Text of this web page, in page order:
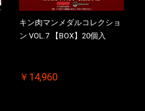
キン肉マンメダルコレクショ
ン VOL.7 【BOX】20個入
￥14,960